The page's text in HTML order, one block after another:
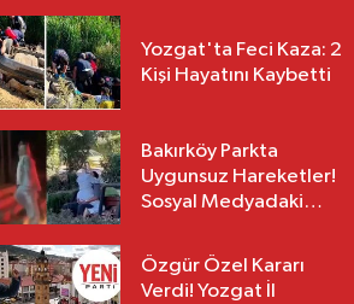
Yozgat'ta Feci Kaza: 2
Kişi Hayatını Kaybetti
Bakırköy Parkta
Uygunsuz Hareketler!
Sosyal Medyadaki
Gözaltı
Özgür Özel Kararı
Verdi! Yozgat İl